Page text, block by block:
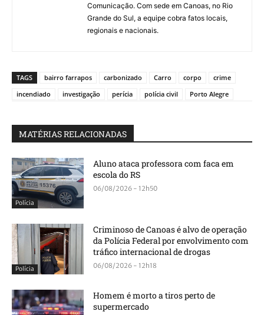
Comunicação. Com sede em Canoas, no Rio
Grande do Sul, a equipe cobra fatos locais,
regionais e nacionais.
TAGS bairro farrapos carbonizado Carro corpo
crime
incendiado
investigação perícia polícia civil Porto Alegre
MATÉRIAS RELACIONADAS
Polícia
Aluno ataca professora com faca em
escola do RS
06/08/2026 - 12h50
Polícia
Criminoso de Canoas é alvo de operação
da Polícia Federal por envolvimento com
tráfico internacional de drogas
06/08/2026 - 12h18
Homem é morto a tiros perto de
supermercado